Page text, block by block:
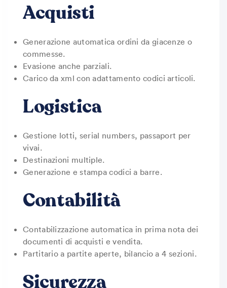
Acquisti
Generazione automatica ordini da giacenze o
commesse.
Evasione anche parziali.
Carico da xml con adattamento codici articoli.
Logistica
Gestione lotti, serial numbers, passaport per
vivai.
Destinazioni multiple.
Generazione e stampa codici a barre.
Contabilità
Contabilizzazione automatica in prima nota dei
documenti di acquisti e vendita.
Partitario a partite aperte, bilancio a 4 sezioni.
Sicurezza